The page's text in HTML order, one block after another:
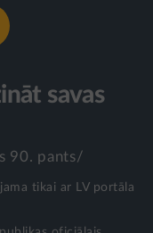
savas
90. pants/
tikai ar LV portāla